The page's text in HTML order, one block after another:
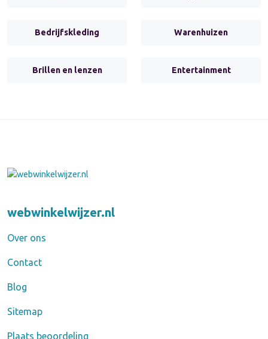
Bedrijfskleding Warenhuizen
Brillen en lenzen Entertainment
webwinkelwijzer.nl
Over ons
Contact
Blog
Sitemap
Plaats beoordeling